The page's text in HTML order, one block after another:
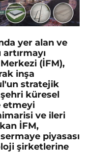
yer alan ve
(İFM),
inşa
stratejik
küresel
etmeyi
ve ileri
İFM,
piyasası
şirketlerine